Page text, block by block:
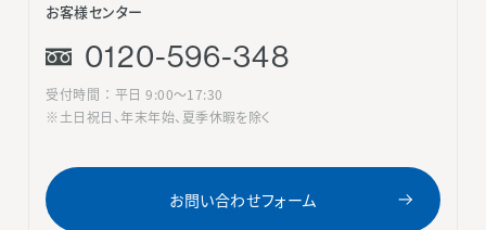
お客様センター
0120-596-348
受付時間 ： 平日 9:00〜17:30
※土日祝日、年末年始、夏季休暇を除く
お問い合わせフォーム